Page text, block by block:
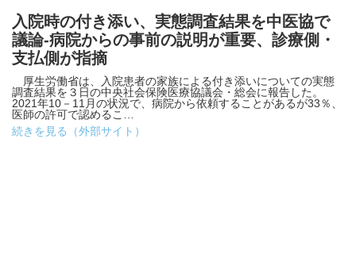
入院時の付き添い、実態調査結果を中医協で
議論-病院からの事前の説明が重要、診療側・
支払側が指摘
厚生労働省は、入院患者の家族による付き添いについての実態
調査結果を３日の中央社会保険医療協議会・総会に報告した。
2021年10－11月の状況で、病院から依頼することがあるが33％、
医師の許可で認めるこ…
続きを見る（外部サイト）